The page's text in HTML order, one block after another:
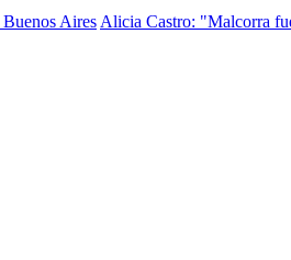
Aires Alicia Castro: "Malcorra